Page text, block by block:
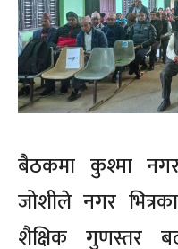
बैठकमा कुश्मा
जोशीले नगर
शैक्षिक गुणस्तर